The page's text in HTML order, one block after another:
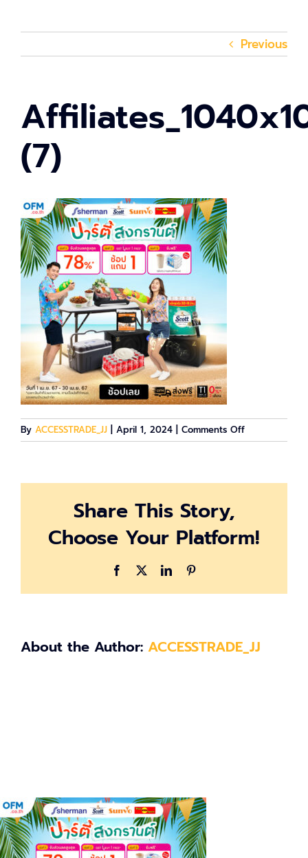
Previous
(7)
By ACCESSTRADE_JJ April 1, 2024 Comments Offon
Share This Story,
Choose Your Platform!
Facebook LinkedIn
About the Author: ACCESSTRADE_JJ